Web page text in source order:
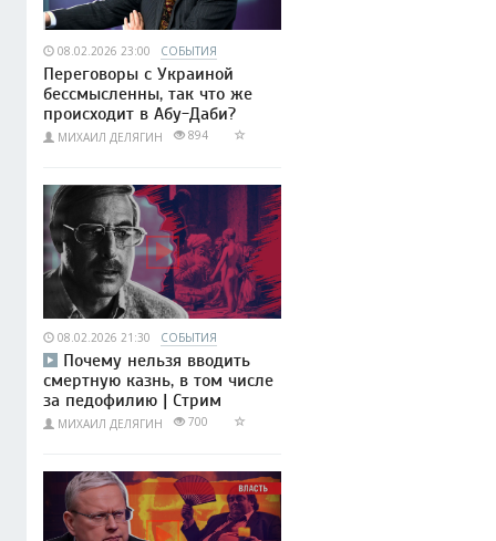
08.02.2026 23:00 СОБЫТИЯ
Переговоры с Украиной
бессмысленны, так что же
происходит в Абу-Даби?
МИХАИЛ ДЕЛЯГИН 894
08.02.2026 21:30 СОБЫТИЯ
Почему нельзя вводить
смертную казнь, в том числе
за педофилию | Стрим
МИХАИЛ ДЕЛЯГИН 700